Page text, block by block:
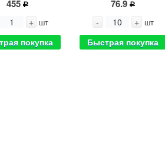
455
+ шт
покупка
76.9
- + шт
Быстрая покупка